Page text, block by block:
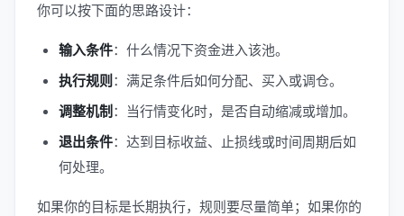
你可以按下面的思路设计：
输入条件：什么情况下资金进入该池。
执行规则 ：满足条件后如何分配、买入或调仓。
调整机制 ：当行情变化时，是否自动缩减或增加。
退出条件：达到目标收益、止损线或时间周期后如
何处理。
如果你的目标是长期执行，规则要尽量简单；如果你的